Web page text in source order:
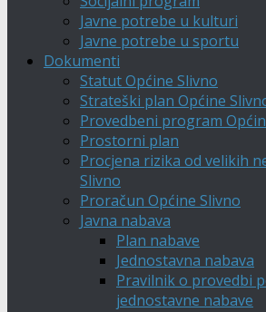
Javne potrebe u kulturi
Javne potrebe u sportu
Dokumenti
Statut Općine Slivno
Strateški plan Općine
Provedbeni program
Prostorni plan
Procjena rizika od velikih
Slivno
Proračun Općine Slivno
Javna nabava
Plan nabave
Jednostavna nabava
Pravilnik o provedbi
jednostavne nabave